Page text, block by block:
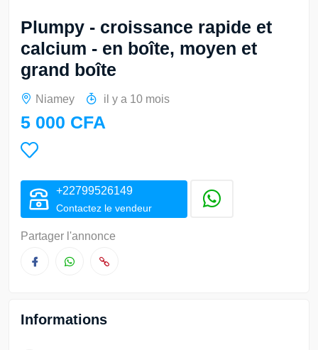
Plumpy - croissance rapide et
calcium - en boîte, moyen et
grand boîte
Niamey il y a 10 mois
5 000 CFA
+22799526149
Contactez le vendeur
Partager l'annonce
Informations